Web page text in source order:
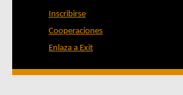
Inscribirse
Cooperaciones
Enlaza a Exit